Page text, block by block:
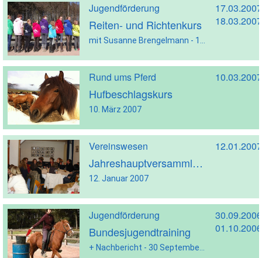
Jugendförderung
Reiten- und Richtenkurs
18.03.2007
Rund ums Pferd
Hufbeschlagskurs
10. März 2007
10.03.2007
Vereinswesen
Jahreshauptversammlung
12. Januar 2007
12.01.2007
Jugendförderung
Bundesjugendtraining
01.10.2006